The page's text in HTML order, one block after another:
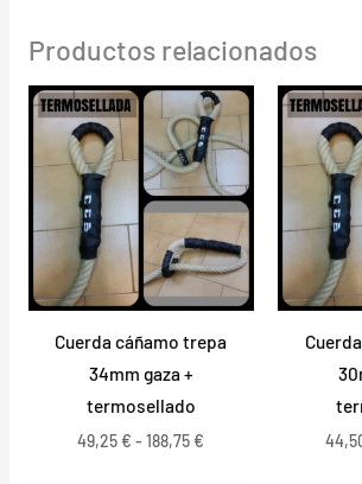
Productos relacionados
Cuerda cáñamo trepa
34mm gaza +
termosellado
49,25 € - 188,75 €
Rango
de
precios:
desde
49,25 €
hasta
188,75 €